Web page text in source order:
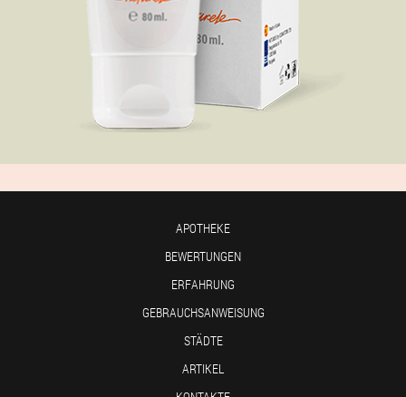
APOTHEKE
BEWERTUNGEN
ERFAHRUNG
GEBRAUCHSANWEISUNG
STÄDTE
ARTIKEL